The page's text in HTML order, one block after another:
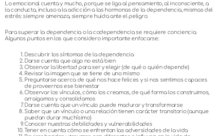
Lo emocional cuenta y mucho, porque se liga al pensamiento, al inconsciente, a
la conducta, incluso a la adicción a las hormonas de la dependencia, mismas del
estrés: siempre amenaza, siempre huida ante el peligro.
Para superar la dependencia o la codependencia se requiere conciencia.
Algunos puntos en los que considero importante enfocarse:
Descubrir los síntomas de la dependencia
Darse cuenta que algo no está bien
Observar la libertad para ser y elegir (de qué o quién depende)
Revisar la imagen que se tiene de uno mismo
Preguntarse acerca de qué nos hace felices y si nos sentimos capaces
de proveernos ese bienestar
Observar los vínculos, cómo los creamos, de qué forma los construimos,
arraigamos y consolidamos
Darse cuenta que un vínculo puede madurar y transformarse
Saber que un vínculo o una relación tienen carácter transitorio (aunque
puedan durar muchísimo)
Conocer nuestras debilidades y vulnerabilidades
Tener en cuenta cómo se enfrentan las adversidades de la vida